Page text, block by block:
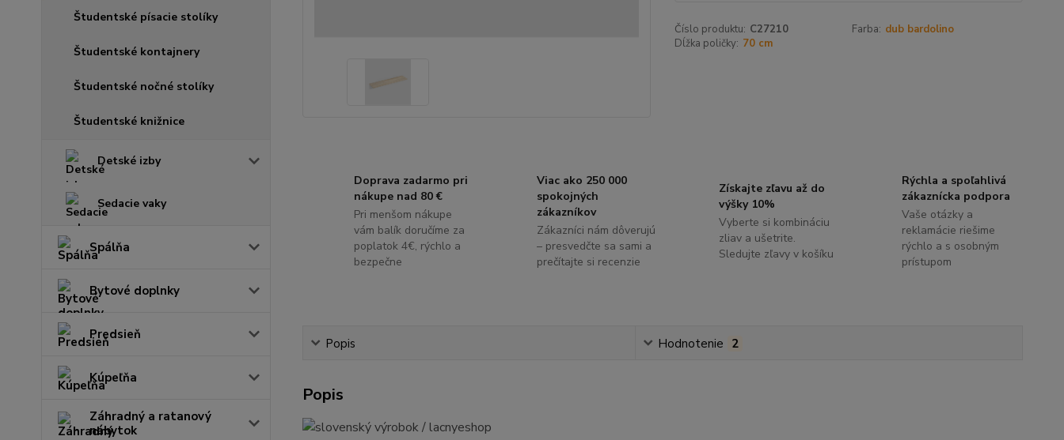
Študentské písacie stolíky
Študentské kontajnery
Študentské nočné stolíky
Študentské knižnice
Detské izby
Sedacie vaky
Spálňa
Bytové doplnky
Predsieň
Kúpeľňa
Záhradný a ratanový
nábytok
Číslo produktu: C27210 Farba: dub bardolino
Dĺžka poličky: 70 cm
Doprava zadarmo pri
nákupe nad 80 €
Pri menšom nákupe
vám balík doručíme za
poplatok 4€, rýchlo a
bezpečne
Viac ako 250 000
spokojných
zákazníkov
Zákazníci nám dôverujú
– presvedčte sa sami a
prečítajte si recenzie
Získajte zľavu až do
výšky 10%
Vyberte si kombináciu
zliav a ušetrite.
Sledujte zľavy v košíku
Rýchla a spoľahlivá
zákaznícka podpora
Vaše otázky a
reklamácie riešime
rýchlo a s osobným
prístupom
Popis Hodnotenie 2
Popis